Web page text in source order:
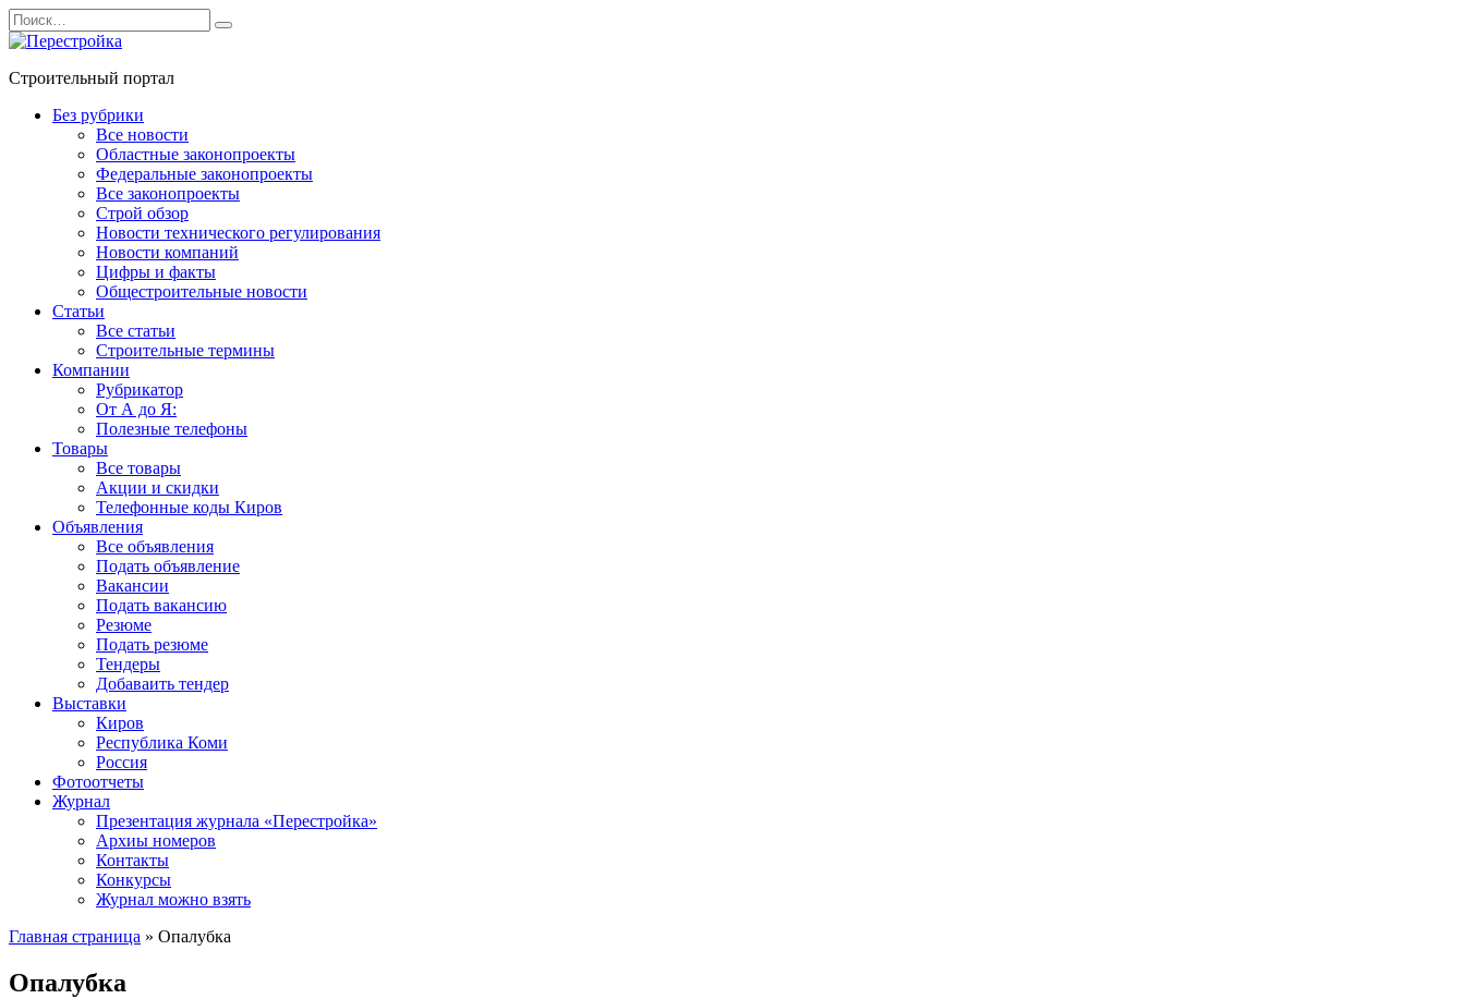
Перейти
к
содержанию
Search
for:
Строительный портал
Без рубрики
Все новости
Областные законопроекты
Федеральные законопроекты
Все законопроекты
Строй обзор
Новости технического регулирования
Новости компаний
Цифры и факты
Общестроительные новости
Статьи
Все статьи
Строительные термины
Компании
Рубрикатор
От А до Я:
Полезные телефоны
Товары
Все товары
Акции и скидки
Телефонные коды Киров
Объявления
Все объявления
Подать объявление
Вакансии
Подать вакансию
Резюме
Подать резюме
Тендеры
Добаваить тендер
Выставки
Киров
Республика Коми
Россия
Фотоотчеты
Журнал
Презентация журнала «Перестройка»
Архиы номеров
Контакты
Конкурсы
Журнал можно взять
Главная страница » Опалубка
Опалубка